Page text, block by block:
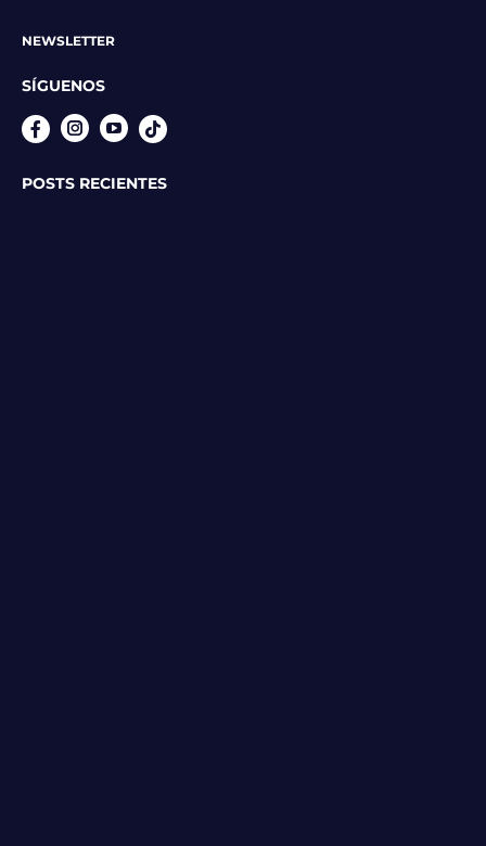
NEWSLETTER
SÍGUENOS
InstagramYouTube
POSTS RECIENTES